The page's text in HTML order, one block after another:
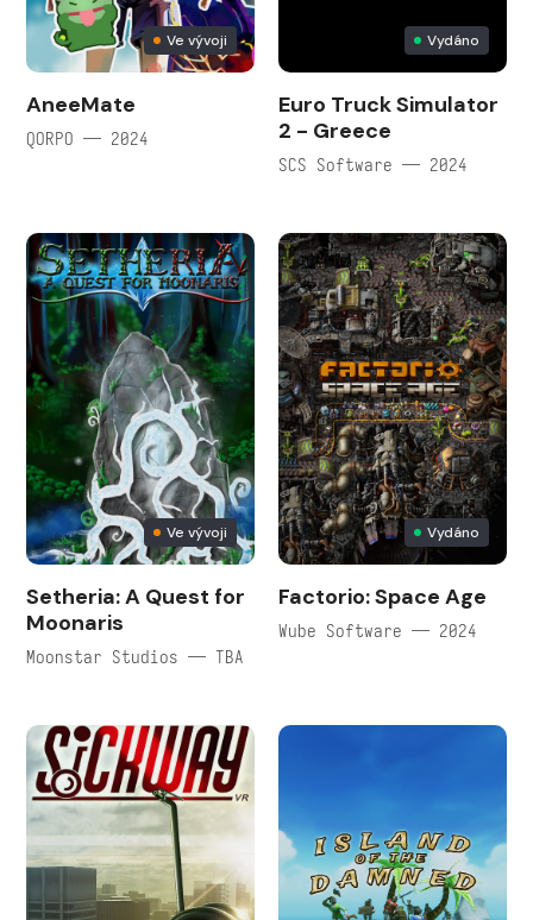
Ve vývoji
AneeMate
QORPO — 2024
Vydáno
Euro Truck Simulator
2 - Greece
SCS Software — 2024
Ve vývoji
Setheria: A Quest for
Moonaris
Moonstar Studios — TBA
Vydáno
Factorio: Space Age
Wube Software — 2024